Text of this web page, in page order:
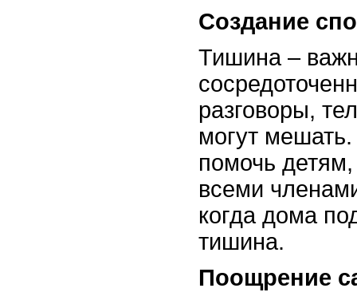
Создание
Тишина –
разговоры,
могут
помочь
всеми
когда дома
тишина.
Поощрение